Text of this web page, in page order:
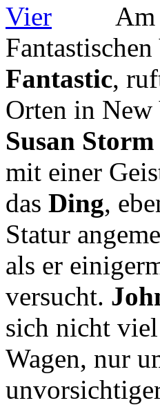
Am
Fantastic,
Orten in New
Susan Storm
mit einer
das Ding,
Statur
als er
versucht.
sich nicht viel
Wagen, nur